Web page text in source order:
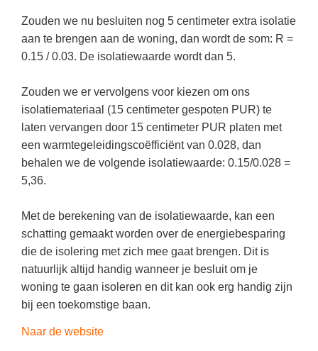
THEMA'S
Budgetteren
Duurzaamheid
Eerste wereldoorlog
Evolutieleer
Kinderboekenweek
Kleurplaten
Mediawijsheid
Nieuws
Geld VO
Geschiedenis
Maatschappijleer
Orientatie
Rekenen
Sociale vaardigheden
Vakoverstijgend
Verzorging
MEER...
AI voor het onderwijs
Zouden we nu besluiten nog 5 centimeter extra isolatie
aan te brengen aan de woning, dan wordt de som: R =
0.15 / 0.03. De isolatiewaarde wordt dan 5.
Zouden we er vervolgens voor kiezen om ons
isolatiemateriaal (15 centimeter gespoten PUR) te
laten vervangen door 15 centimeter PUR platen met
een warmtegeleidingscoëfficiënt van 0.028, dan
behalen we de volgende isolatiewaarde: 0.15/0.028 =
5,36.
Met de berekening van de isolatiewaarde, kan een
schatting gemaakt worden over de energiebesparing
die de isolering met zich mee gaat brengen. Dit is
natuurlijk altijd handig wanneer je besluit om je
woning te gaan isoleren en dit kan ook erg handig zijn
bij een toekomstige baan.
Naar de website